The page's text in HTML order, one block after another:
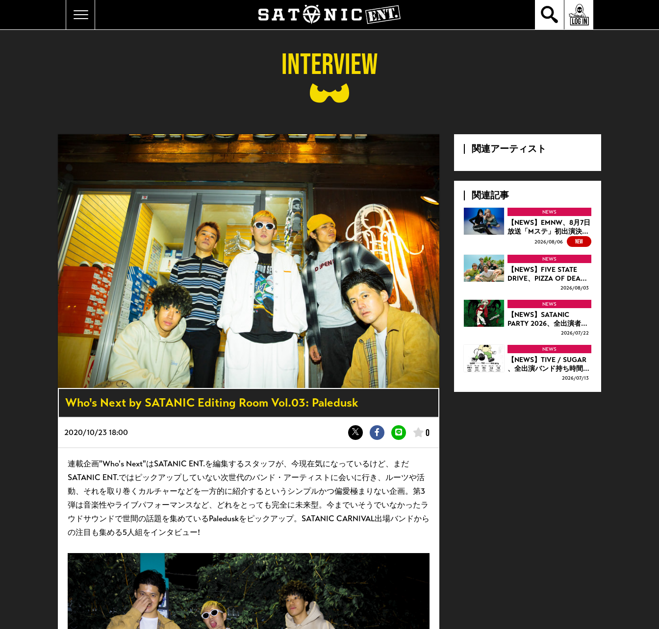
INTERVIEW
Who's Next by SATANIC Editing Room Vol.03: Paledusk
2020/10/23 18:00 0
連載企画"Who's Next"はSATANIC ENT.を編集するスタッフが、今現在気になっているけど、まだ
SATANIC ENT.ではピックアップしていない次世代のバンド・アーティストに会いに行き、ルーツや活
動、それを取り巻くカルチャーなどを一方的に紹介するというシンプルかつ偏愛極まりない企画。第3
弾は音楽性やライブパフォーマンスなど、どれをとっても完全に未来型。今までいそうでいなかったラ
ウドサウンドで世間の話題を集めているPaleduskをピックアップ。SATANIC CARNIVAL出場バンドから
の注目も集める5人組をインタビュー!
関連アーティスト
関連記事
NEWS
【NEWS】EMNW、8月7日
放送「Mステ」初出演決…
2026/08/06 NEW
NEWS
【NEWS】FIVE STATE
DRIVE、PIZZA OF DEA…
2026/08/03
NEWS
【NEWS】SATANIC
PARTY 2026、全出演者…
2026/07/22
NEWS
【NEWS】TIVE / SUGAR
、全出演バンド持ち時間…
2026/07/13